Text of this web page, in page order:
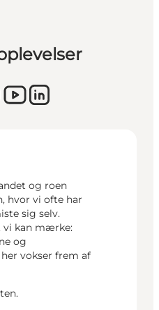
og roen
hvor vi ofte har
sig selv.
vi kan mærke:
og
vokser frem af